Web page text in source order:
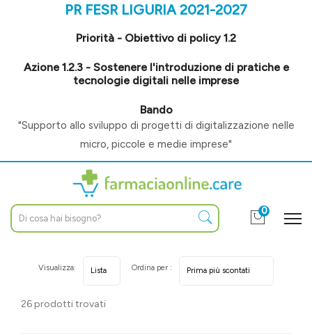
PR FESR LIGURIA 2021-2027
Priorità - Obiettivo di policy 1.2
Azione 1.2.3 - Sostenere l'introduzione di pratiche e
tecnologie digitali nelle imprese
Bando
"Supporto allo sviluppo di progetti di digitalizzazione nelle
micro, piccole e medie imprese"
0
26 prodotti trovati
Visualizza: Ordina per :